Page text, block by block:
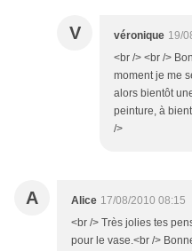
V véronique 19/
<br /> <br />
moment je me
alors bientôt
peinture, à
/>
A Alice 17/08/2010 08:15
<br /> Très jolies tes
pour le vase.<br />